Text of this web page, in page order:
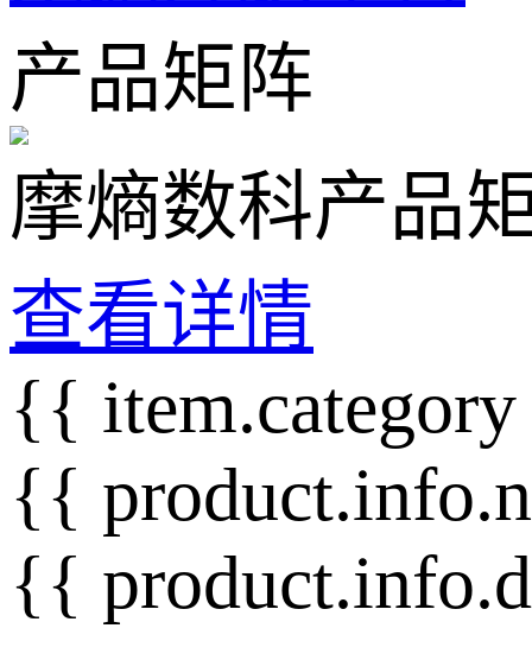
产品矩阵
摩熵数科产品
查看详情
{{
{{
{{